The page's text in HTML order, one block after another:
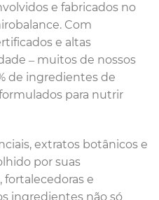
e fabricados no
Com
e altas
– muitos de nossos
de ingredientes de
para nutrir
extratos botânicos e
por suas
e
ingredientes não só